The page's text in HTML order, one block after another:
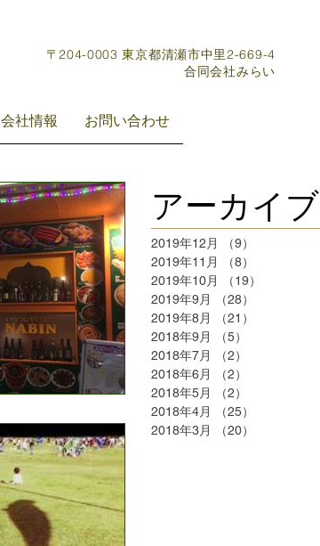
〒204-0003 東京都清瀬市中里2-669-4
​合同会社みらい
会社情報 お問い合わせ
アーカイブ
2019年12月 （9）
2019年11月
（8）
2019年10月
（19）
2019年9月
（28）
2019年8月
（21）
2018年9月
（5）
2018年7月
（2）
2018年6月
（2）
2018年5月
（2）
2018年4月
（25）
2018年3月
（20）